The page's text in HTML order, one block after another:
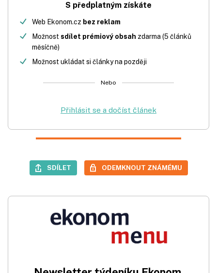
S předplatným získáte
Web Ekonom.cz bez reklam
Možnost sdílet prémiový obsah zdarma (5 článků
měsíčně)
Možnost ukládat si články na později
Nebo
Přihlásit se a dočíst článek
SDÍLET ODEMKNOUT ZNÁMÉMU